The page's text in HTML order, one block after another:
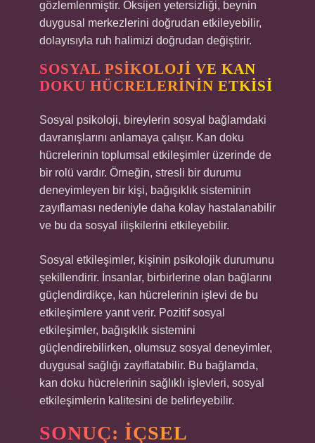
gözlemlenmiştir. Oksijen yetersizliği, beynin
duygusal merkezlerini doğrudan etkileyebilir,
dolayısıyla ruh halimizi doğrudan değiştirir.
SOSYAL PSIKOLOJI VE KAN
DOKU HÜCRELERININ ETKISI
Sosyal psikoloji, bireylerin sosyal bağlamdaki
davranışlarını anlamaya çalışır. Kan doku
hücrelerinin toplumsal etkileşimler üzerinde de
bir rolü vardır. Örneğin, stresli bir durumu
deneyimleyen bir kişi, bağışıklık sisteminin
zayıflaması nedeniyle daha kolay hastalanabilir
ve bu da sosyal ilişkilerini etkileyebilir.
Sosyal etkileşimler, kişinin psikolojik durumunu
şekillendirir. İnsanlar, birbirlerine olan bağlarını
güçlendirdikçe, kan hücrelerinin işlevi de bu
etkileşimlere yanıt verir. Pozitif sosyal
etkileşimler, bağışıklık sistemini
güçlendirebilirken, olumsuz sosyal deneyimler,
duygusal sağlığı zayıflatabilir. Bu bağlamda,
kan doku hücrelerinin sağlıklı işlevleri, sosyal
etkileşimlerin kalitesini de belirleyebilir.
SONUÇ: İÇSEL